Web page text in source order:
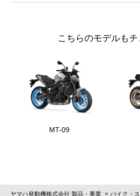
こちらのモデルもチ
MT-09
ヤマハ発動機株式会社 製品・事業 バイク・